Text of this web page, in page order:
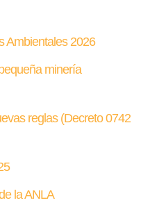
Ambientales 2026
minería
reglas (Decreto 0742
la ANLA